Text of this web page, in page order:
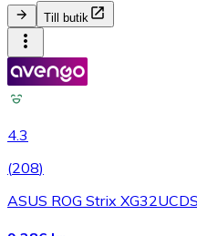
Till butik
4.3
(208)
ASUS ROG Strix